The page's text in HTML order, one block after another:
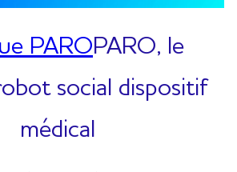
PARO, le
social dispositif
médical